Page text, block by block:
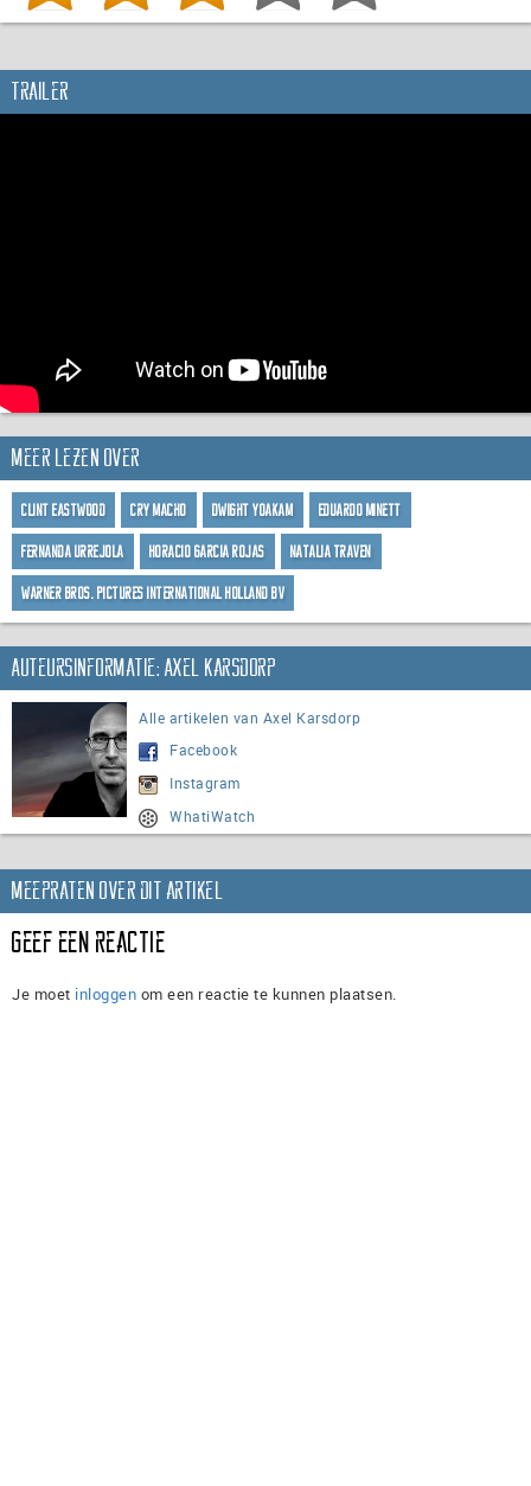
Trailer
Meer lezen over
Clint Eastwood Cry Macho Dwight Yoakam Eduardo Minett
Fernanda Urrejola Horacio Garcia Rojas Natalia Traven
Warner Bros. Pictures International Holland BV
Auteursinformatie: Axel Karsdorp
Alle artikelen van Axel Karsdorp
Facebook
Instagram
WhatiWatch
Meepraten over dit artikel
Geef een reactie
Je moet inloggen om een reactie te kunnen plaatsen.